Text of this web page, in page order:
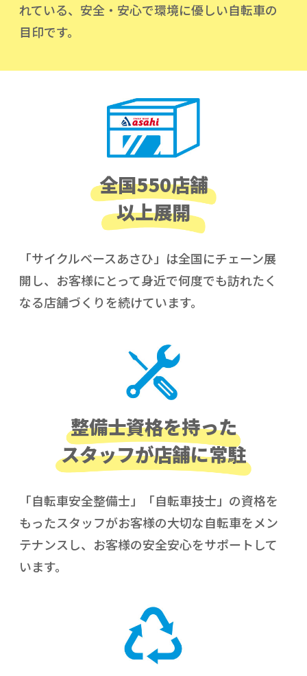
れている、安全・安心で環境に優しい自転車の
目印です。
全国550店舗
以上展開
「サイクルベースあさひ」は全国にチェーン展
開し、お客様にとって身近で何度でも訪れたく
なる店舗づくりを続けています。
整備士資格を持った
スタッフが店舗に常駐
「自転車安全整備士」「自転車技士」の資格を
もったスタッフがお客様の大切な自転車をメン
テナンスし、お客様の安全安心をサポートして
います。